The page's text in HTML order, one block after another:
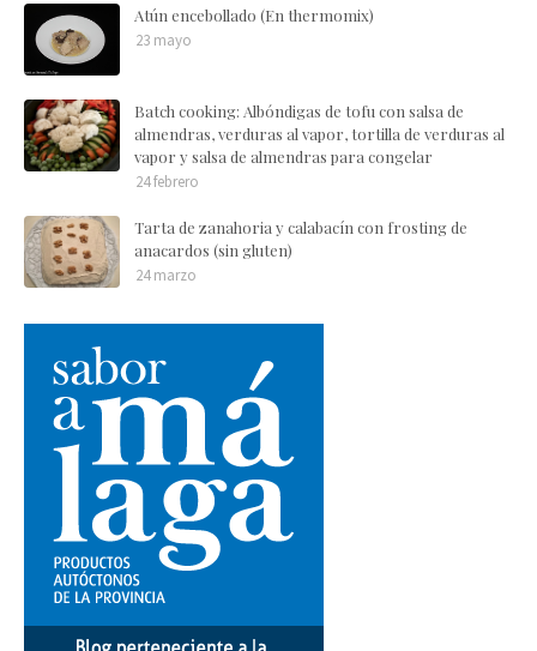
Atún encebollado (En thermomix)
23 mayo
Batch cooking: Albóndigas de tofu con salsa de
almendras, verduras al vapor, tortilla de verduras al
vapor y salsa de almendras para congelar
24 febrero
Tarta de zanahoria y calabacín con frosting de
anacardos (sin gluten)
24 marzo